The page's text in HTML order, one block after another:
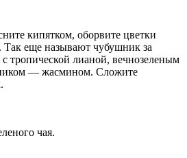
кипятком, оборвите цветки
Так еще называют чубушник за
с тропической лианой, вечнозеленым
— жасмином. Сложите
чая.